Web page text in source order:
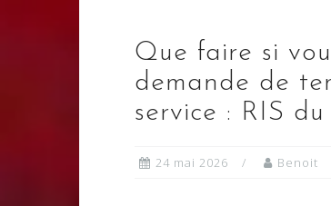
Que faire si
demande de
service : RIS
24 mai 2026 Benoit